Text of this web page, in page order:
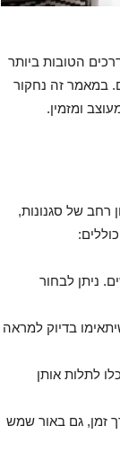
הטובות ביותר
במאמר זה נחקור
ומזמין.
רחב של סגנונות,
ניתן לבחור
בדיוק למראה
לתלות אותן
זמן, גם באור שמש